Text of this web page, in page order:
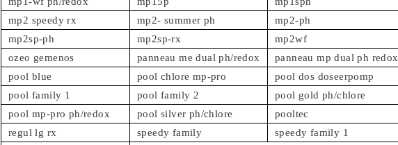
mp2 speedy rx
mp2- summer ph mp2-ph
mp2sp-ph
mp2sp-rx mp2wf
ozeo gemenos
panneau me dual ph/redox panneau mp dual ph redox
pool blue
pool chlore mp-pro pool dos doseerpomp
pool family 1
pool family 2 pool gold ph/chlore
pool mp-pro ph/redox
pool silver ph/chlore pooltec
regul lg rx
speedy family speedy family 1